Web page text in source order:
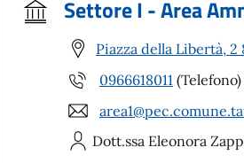
Settore I - Area
Piazza della Libertà, 2
0966618011 (Telefono)
Dott.ssa Eleonora